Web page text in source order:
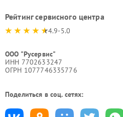
Рейтинг сервисного центра
4.9-5.0
ООО "Русервис"
ИНН 7702633247
ОГРН 1077746335776
Поделиться в соц. сетях: